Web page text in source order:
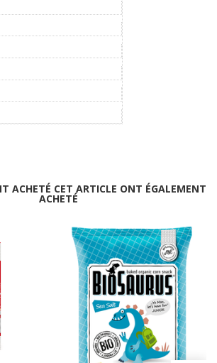
ACHETÉ CET ARTICLE ONT ÉGALEMENT
ACHETÉ